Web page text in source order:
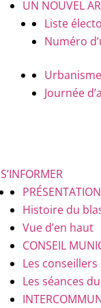
UN NOUVEL
Liste
Numéro
Urbanisme
Journée
S’INFORMER
Histoire du
Vue d’en haut
CONSEIL
Les
Les séances